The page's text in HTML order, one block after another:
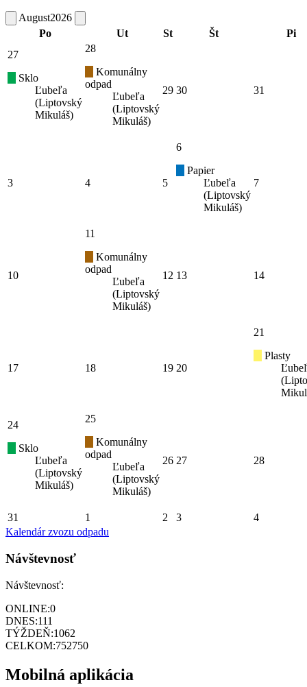
August2026
Po
Ut St Št
Pi
27
Sklo
Ľubeľa
(Liptovský
Mikuláš)
28
Komunálny
odpad
Ľubeľa
(Liptovský
Mikuláš)
29 30 31
3 4 5
6
Papier
Ľubeľa
(Liptovský
Mikuláš)
7
10
11
Komunálny
odpad
Ľubeľa
(Liptovský
Mikuláš)
12 13 14
17 18 19 20
21
Plasty
24
Sklo
Ľubeľa
(Liptovský
Mikuláš)
25
Komunálny
odpad
Ľubeľa
(Liptovský
Mikuláš)
26 27 28
31 1 2 3
4
Kalendár zvozu odpadu
Návštevnosť
Návštevnosť:
ONLINE:0
DNES:111
TÝŽDEŇ:1062
CELKOM:752750
Mobilná aplikácia